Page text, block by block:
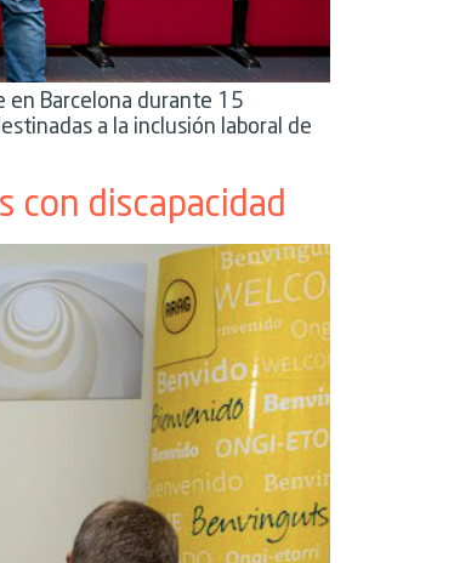
en Barcelona durante 15
a la inclusión laboral de
con discapacidad